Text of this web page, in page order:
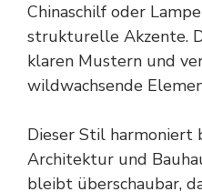
Chinaschilf oder
strukturelle Akzente.
klaren Mustern und
wildwachsende
Dieser Stil harmoniert
Architektur und
bleibt überschaubar,